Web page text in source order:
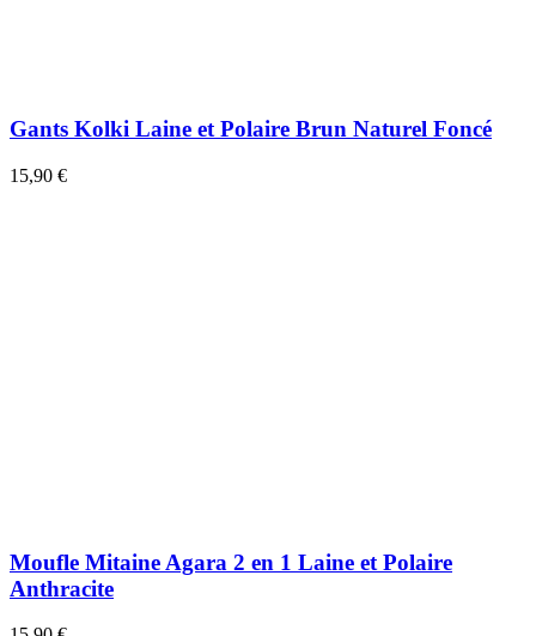
Gants Kolki Laine et Polaire Brun Naturel Foncé
15,90 €
Moufle Mitaine Agara 2 en 1 Laine et Polaire
Anthracite